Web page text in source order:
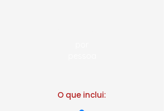
O que inclui: